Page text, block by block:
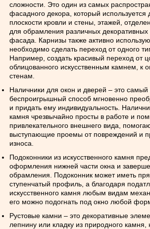
сложности. Это один из самых
фасадного декора, который используется
плоскости кровли и стены, этажей,
для обрамления различных
фасада. Карнизы также активно
необходимо сделать переход от одного
Например, создать красивый переход от
облицованного искусственным камнем, к
стенам.
Наличники для окон и дверей – это самый
беспроигрышный способ мгновенно
и придать ему индивидуальность.
камня чрезвычайно просты в работе и
привлекательного внешнего вида,
выступающие проемы от повреждений и
износа.
Подоконники из искусственного камня
оформления нижней части окна и
обрамления. Подоконник может иметь
ступенчатый профиль, а благодаря
искусственного камня любым видам
его можно подогнать под окно любой
Рустовые камни – это декоративные
лепнину или кладку из природного камня,